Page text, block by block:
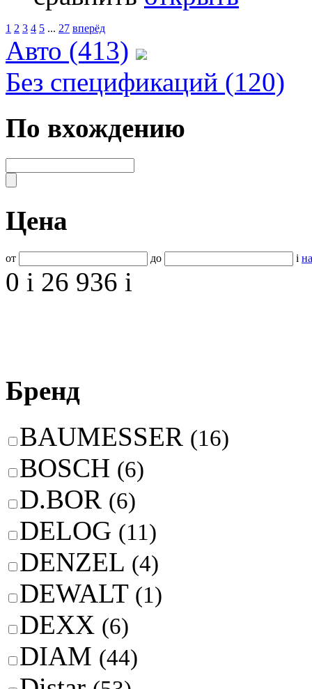
1 2 3 4 5 ... 27 вперёд
Авто (413)
Без спецификаций (120)
По вхождению
Цена
от до i
0 i 26 936 i
Бренд
BAUMESSER (16)
BOSCH (6)
D.BOR (6)
DELOG (11)
DENZEL (4)
DEWALT (1)
DEXX (6)
DIAM (44)